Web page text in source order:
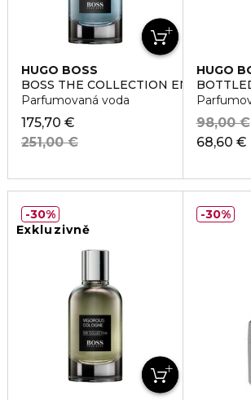
HUGO BOSS
BOSS THE COLLECTION ENERGETIC
Parfumovaná voda
175,70 €
251,00 €
HUGO
68,60 €
98,00 €
Exkluzivně
30% 30%